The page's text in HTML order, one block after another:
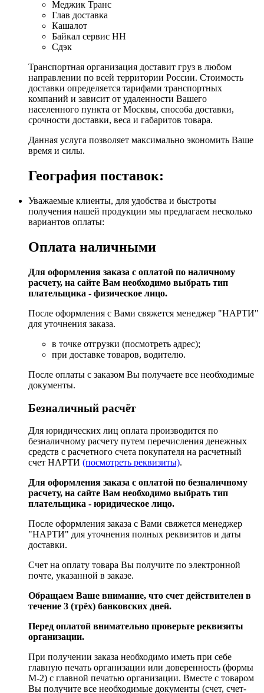
Меджик Транс
Глав доставка
Кашалот
Байкал сервис НН
Сдэк
Транспортная организация доставит груз в любом
направлении по всей территории России. Стоимость
доставки определяется тарифами транспортных
компаний и зависит от удаленности Вашего
населенного пункта от Москвы, способа доставки,
срочности доставки, веса и габаритов товара.
Данная услуга позволяет максимально экономить Ваше
время и силы.
География поставок:
Уважаемые клиенты, для удобства и быстроты
получения нашей продукции мы предлагаем несколько
вариантов оплаты:
Оплата наличными
Для оформления заказа с оплатой по наличному
расчету, на сайте Вам необходимо выбрать тип
плательщика - физическое лицо.
После оформления с Вами свяжется менеджер "НАРТИ"
для уточнения заказа.
в точке отгрузки (посмотреть адрес);
при доставке товаров, водителю.
После оплаты с заказом Вы получаете все необходимые
документы.
Безналичный расчёт
Для юридических лиц оплата производится по
безналичному расчету путем перечисления денежных
средств с расчетного счета покупателя на расчетный
счет НАРТИ (посмотреть реквизиты).
Для оформления заказа с оплатой по безналичному
расчету, на сайте Вам необходимо выбрать тип
плательщика - юридическое лицо.
После оформления заказа с Вами свяжется менеджер
"НАРТИ" для уточнения полных реквизитов и даты
доставки.
Счет на оплату товара Вы получите по электронной
почте, указанной в заказе.
Обращаем Ваше внимание, что счет действителен в
течение 3 (трёх) банковских дней.
Перед оплатой внимательно проверьте реквизиты
организации.
При получении заказа необходимо иметь при себе
главную печать организации или доверенность (формы
М-2) с главной печатью организации. Вместе с товаром
Вы получите все необходимые документы (счет, счет-